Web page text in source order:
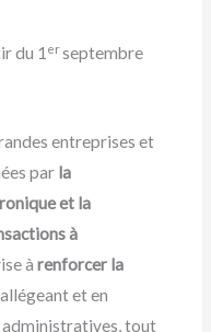
du 1 erseptembre
entreprises et
par la
et la
à
à renforcer la
et en
tout